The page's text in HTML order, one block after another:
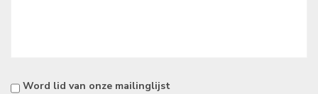
Word lid van onze mailinglijst